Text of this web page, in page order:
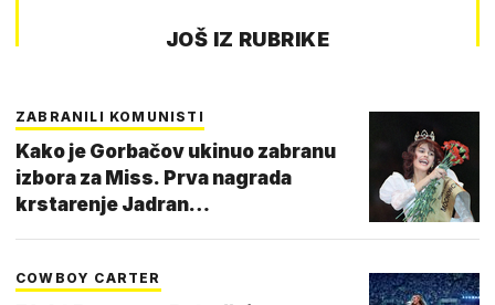
JOŠ IZ RUBRIKE
ZABRANILI KOMUNISTI
Kako je Gorbačov ukinuo zabranu
izbora za Miss. Prva nagrada
krstarenje Jadran…
COWBOY CARTER